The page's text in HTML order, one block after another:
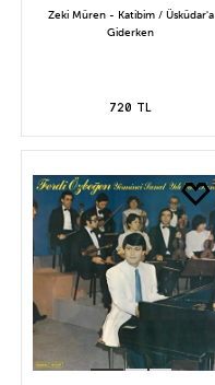
Zeki Müren - Katibim / Üsküdar'a
Giderken
720 TL